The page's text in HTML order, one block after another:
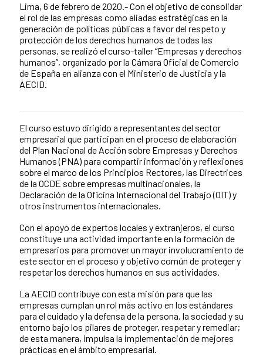
Lima, 6 de febrero de 2020.- Con el objetivo de consolidar
el rol de las empresas como aliadas estratégicas en la
generación de políticas públicas a favor del respeto y
protección de los derechos humanos de todas las
personas, se realizó el curso-taller “Empresas y derechos
humanos”, organizado por la Cámara Oficial de Comercio
de España en alianza con el Ministerio de Justicia y la
AECID.
News content
El curso estuvo dirigido a representantes del sector
empresarial que participan en el proceso de elaboración
del Plan Nacional de Acción sobre Empresas y Derechos
Humanos (PNA) para compartir información y reflexiones
sobre el marco de los Principios Rectores, las Directrices
de la OCDE sobre empresas multinacionales, la
Declaración de la Oficina Internacional del Trabajo (OIT) y
otros instrumentos internacionales.
Con el apoyo de expertos locales y extranjeros, el curso
constituye una actividad importante en la formación de
empresarios para promover un mayor involucramiento de
este sector en el proceso y objetivo común de proteger y
respetar los derechos humanos en sus actividades.
La AECID contribuye con esta misión para que las
empresas cumplan un rol más activo en los estándares
para el cuidado y la defensa de la persona, la sociedad y su
entorno bajo los pilares de proteger, respetar y remediar;
de esta manera, impulsa la implementación de mejores
prácticas en el ámbito empresarial.